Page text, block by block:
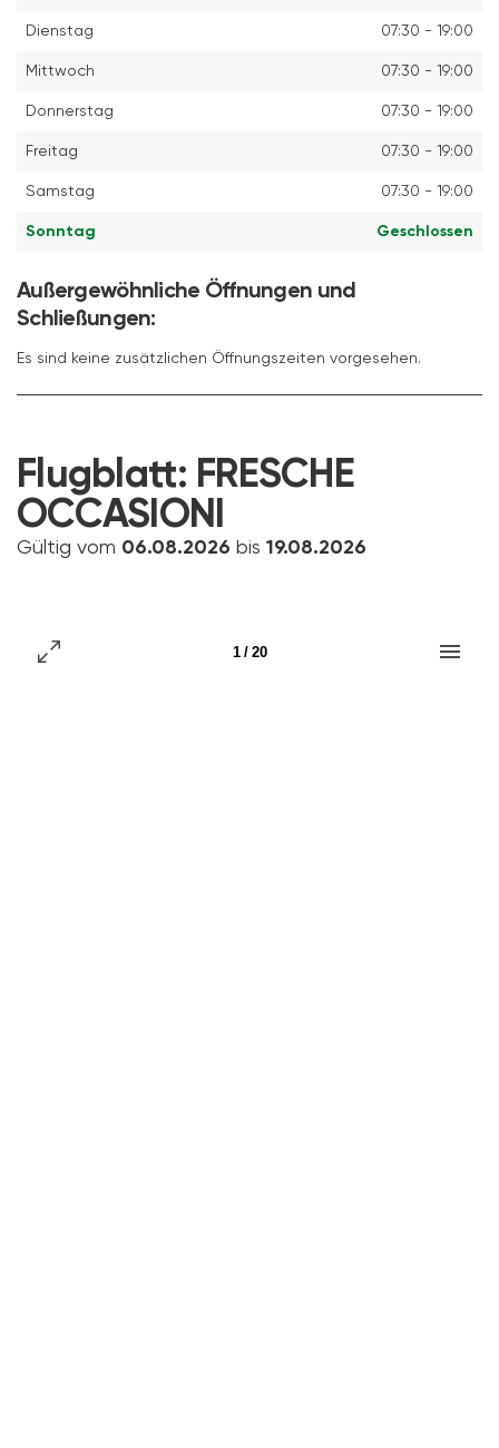
Dienstag 07:30 - 19:00
Mittwoch 07:30 - 19:00
Donnerstag 07:30 - 19:00
Freitag 07:30 - 19:00
Samstag 07:30 - 19:00
Sonntag Geschlossen
Außergewöhnliche Öffnungen und
Schließungen:
Es sind keine zusätzlichen Öffnungszeiten vorgesehen.
Flugblatt: FRESCHE
OCCASIONI
Gültig vom 06.08.2026 bis 19.08.2026